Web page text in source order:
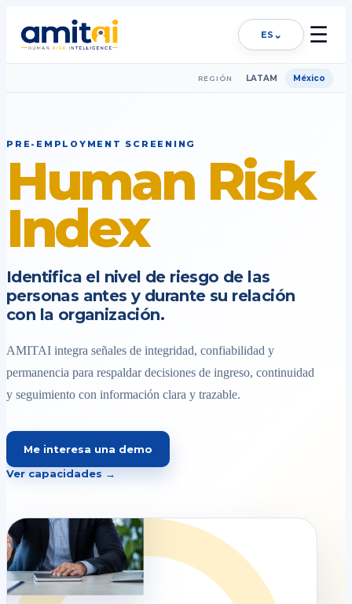
ES ⌄ ☰
REGIÓN LATAM México
PRE-EMPLOYMENT SCREENING
Human Risk
Index
Identifica el nivel de riesgo de las
personas antes y durante su relación
con la organización.
AMITAI integra señales de integridad, confiabilidad y
permanencia para respaldar decisiones de ingreso, continuidad
y seguimiento con información clara y trazable.
Me interesa una demo
Ver capacidades →